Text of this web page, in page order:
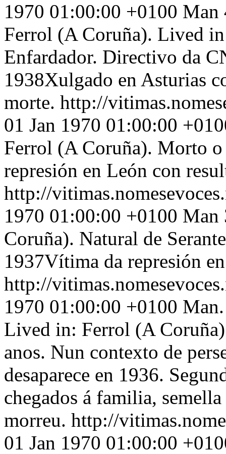
1970 01:00:00 +0100 Man
Ferrol (A Coruña). Lived
Enfardador. Directivo da
1938Xulgado en Asturias
morte. http://
01 Jan 1970 01:00:00
Ferrol (A Coruña). Morto
represión en León con
http://
1970 01:00:00 +0100 Man
Coruña). Natural de
1937Vítima da represión
http://
1970 01:00:00 +0100
Lived in: Ferrol (A
anos. Nun contexto de
desaparece en 1936.
chegados á familia,
morreu. http://
01 Jan 1970 01:00:00